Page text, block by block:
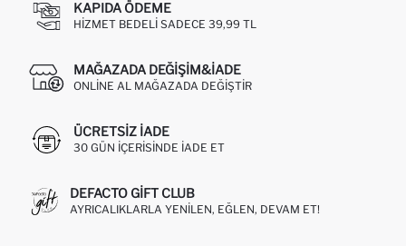
KAPIDA ÖDEME
HIZMET BEDELI SADECE 39,99 TL
MAĞAZADA DEĞIŞIM&İADE
ONLINE AL MAĞAZADA DEĞIŞTIR
ÜCRETSIZ IADE
30 GÜN IÇERISINDE IADE ET
DEFACTO GIFT CLUB
AYRICALIKLARLA YENILEN, EĞLEN, DEVAM ET!